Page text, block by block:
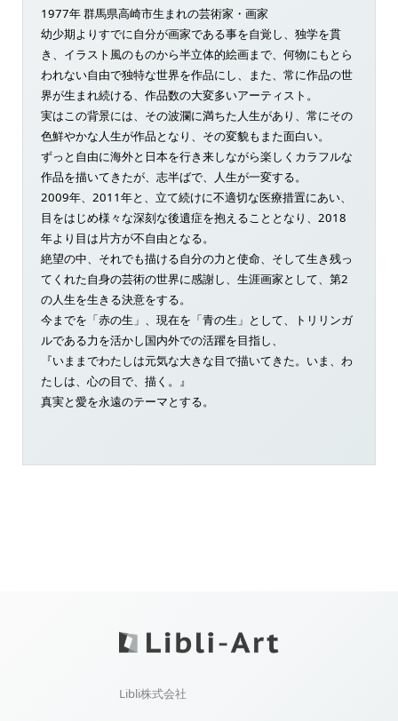
1977年 群馬県高崎市生まれの芸術家・画家
幼少期よりすでに自分が画家である事を自覚し、独学を貫
き、イラスト風のものから半立体的絵画まで、何物にもとら
われない自由で独特な世界を作品にし、また、常に作品の世
界が生まれ続ける、作品数の大変多いアーティスト。
実はこの背景には、その波瀾に満ちた人生があり、常にその
色鮮やかな人生が作品となり、その変貌もまた面白い。
ずっと自由に海外と日本を行き来しながら楽しくカラフルな
作品を描いてきたが、志半ばで、人生が一変する。
2009年、2011年と、立て続けに不適切な医療措置にあい、
目をはじめ様々な深刻な後遺症を抱えることとなり、2018
年より目は片方が不自由となる。
絶望の中、それでも描ける自分の力と使命、そして生き残っ
てくれた自身の芸術の世界に感謝し、生涯画家として、第2
の人生を生きる決意をする。
今までを「赤の生」、現在を「青の生」として、トリリンガ
ルである力を活かし国内外での活躍を目指し、
『いままでわたしは元気な大きな目で描いてきた。いま、わ
たしは、心の目で、描く。』
真実と愛を永遠のテーマとする。
Libli株式会社